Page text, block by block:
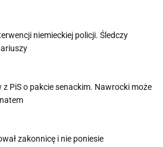
niemieckiej policji. Śledczy
PiS o pakcie senackim. Nawrocki może
zakonnicę i nie poniesie